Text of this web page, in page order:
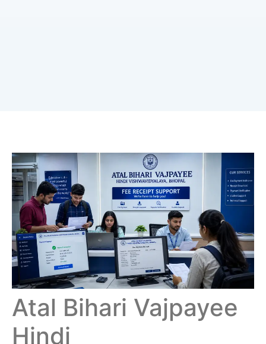
Atal Bihari Vajpayee
Hindi